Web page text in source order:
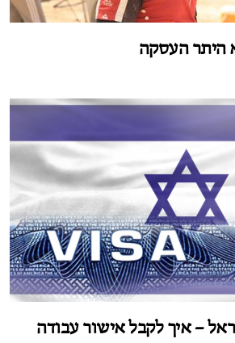
היתר העסקה
– איך לקבל אישור עבודה